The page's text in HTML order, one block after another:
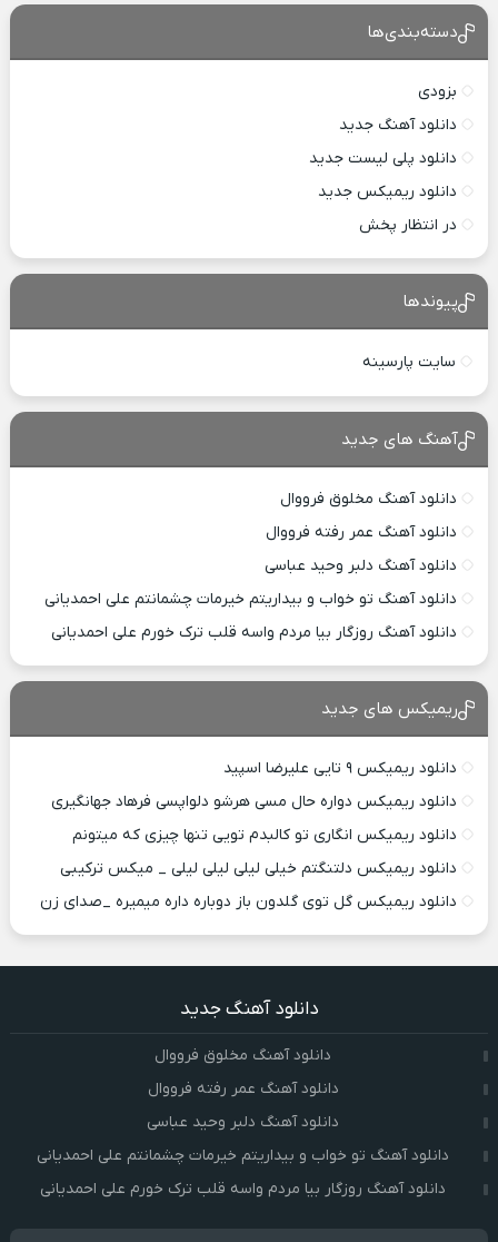
دسته‌بندی‌ها
بزودی
دانلود آهنگ جدید
دانلود پلی لیست جدید
دانلود ریمیکس جدید
در انتظار پخش
پیوندها
سایت پارسینه
آهنگ های جدید
دانلود آهنگ مخلوق فرووال
دانلود آهنگ عمر رفته فرووال
دانلود آهنگ دلبر وحید عباسی
دانلود آهنگ تو خواب و بیداریتم خیرمات چشمانتم علی احمدیانی
دانلود آهنگ روزگار بیا مردم واسه قلب ترک خورم علی احمدیانی
ریمیکس های جدید
دانلود ریمیکس ۹ تایی علیرضا اسپید
دانلود ریمیکس دواره حال مسی هرشو دلواپسی فرهاد جهانگیری
دانلود ریمیکس انگاری تو کالبدم تویی تنها چیزی که میتونم
دانلود ریمیکس دلتنگتم خیلی لیلی لیلی لیلی _ میکس ترکیبی
دانلود ریمیکس گل توی گلدون باز دوباره داره میمیره _صدای زن
دانلود آهنگ جدید
دانلود آهنگ مخلوق فرووال
دانلود آهنگ عمر رفته فرووال
دانلود آهنگ دلبر وحید عباسی
دانلود آهنگ تو خواب و بیداریتم خیرمات چشمانتم علی احمدیانی
دانلود آهنگ روزگار بیا مردم واسه قلب ترک خورم علی احمدیانی